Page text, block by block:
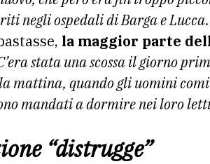
negli ospedali di Barga e
la maggior parte
stata una scossa il giorno
mattina, quando gli uomini
mandati a dormire nei loro
“distrugge”